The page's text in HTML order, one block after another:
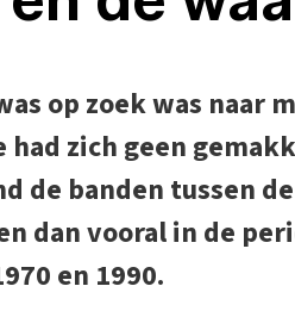
op zoek was naar
had zich geen
de banden tussen
dan vooral in de
en 1990.